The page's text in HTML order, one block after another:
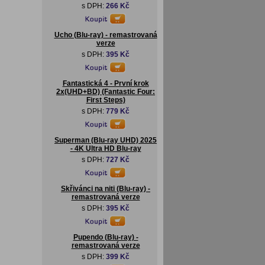
s DPH: 266 Kč
Ucho (Blu-ray) - remastrovaná
verze
s DPH: 395 Kč
Fantastická 4 - První krok
2x(UHD+BD) (Fantastic Four:
First Steps)
s DPH: 779 Kč
Superman (Blu-ray UHD) 2025
- 4K Ultra HD Blu-ray
s DPH: 727 Kč
Skřivánci na niti (Blu-ray) -
remastrovaná verze
s DPH: 395 Kč
Pupendo (Blu-ray) -
remastrovaná verze
s DPH: 399 Kč